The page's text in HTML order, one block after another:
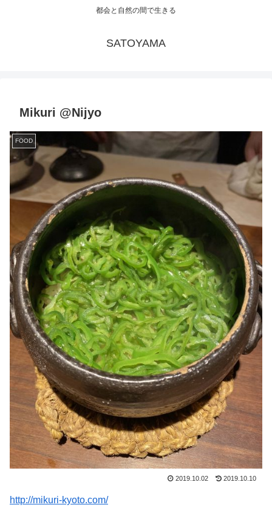
都会と自然の間で生きる
SATOYAMA
Mikuri @Nijyo
FOOD
2019.10.02 2019.10.10
http://mikuri-kyoto.com/